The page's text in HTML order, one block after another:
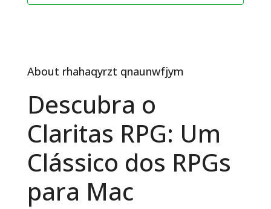
About rhahaqyrzt qnaunwfjym
Descubra o
Claritas RPG: Um
Clássico dos RPGs
para Mac